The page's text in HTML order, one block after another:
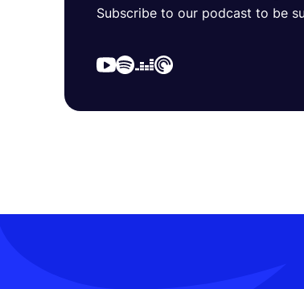
Subscribe to our podcast to be